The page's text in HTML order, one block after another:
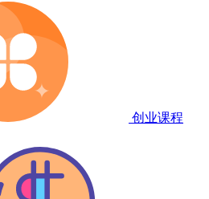
创业课程